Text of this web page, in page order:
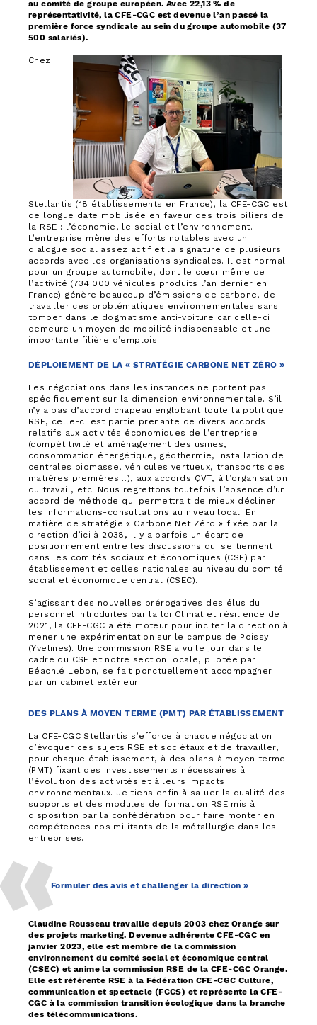
au comité de groupe européen. Avec 22,13 % de
représentativité, la CFE-CGC est devenue l’an passé la
première force syndicale au sein du groupe automobile (37
500 salariés).
Chez
Stellantis (18 établissements en France), la CFE-CGC est
de longue date mobilisée en faveur des trois piliers de
la RSE : l’économie, le social et l’environnement.
L’entreprise mène des efforts notables avec un
dialogue social assez actif et la signature de plusieurs
accords avec les organisations syndicales. Il est normal
pour un groupe automobile, dont le cœur même de
l’activité (734 000 véhicules produits l’an dernier en
France) génère beaucoup d’émissions de carbone, de
travailler ces problématiques environnementales sans
tomber dans le dogmatisme anti-voiture car celle-ci
demeure un moyen de mobilité indispensable et une
importante filière d’emplois.
DÉPLOIEMENT DE LA « STRATÉGIE CARBONE NET ZÉRO »
Les négociations dans les instances ne portent pas
spécifiquement sur la dimension environnementale. S’il
n’y a pas d’accord chapeau englobant toute la politique
RSE, celle-ci est partie prenante de divers accords
relatifs aux activités économiques de l’entreprise
(compétitivité et aménagement des usines,
consommation énergétique, géothermie, installation de
centrales biomasse, véhicules vertueux, transports des
matières premières…), aux accords QVT, à l’organisation
du travail, etc. Nous regrettons toutefois l’absence d’un
accord de méthode qui permettrait de mieux décliner
les informations-consultations au niveau local. En
matière de stratégie « Carbone Net Zéro » fixée par la
direction d’ici à 2038, il y a parfois un écart de
positionnement entre les discussions qui se tiennent
dans les comités sociaux et économiques (CSE) par
établissement et celles nationales au niveau du comité
social et économique central (CSEC).
S’agissant des nouvelles prérogatives des élus du
personnel introduites par la loi Climat et résilience de
2021, la CFE-CGC a été moteur pour inciter la direction à
mener une expérimentation sur le campus de Poissy
(Yvelines). Une commission RSE a vu le jour dans le
cadre du CSE et notre section locale, pilotée par
Béachlé Lebon, se fait ponctuellement accompagner
par un cabinet extérieur.
DES PLANS À MOYEN TERME (PMT) PAR ÉTABLISSEMENT
La CFE-CGC Stellantis s’efforce à chaque négociation
d’évoquer ces sujets RSE et sociétaux et de travailler,
pour chaque établissement, à des plans à moyen terme
(PMT) fixant des investissements nécessaires à
l’évolution des activités et à leurs impacts
environnementaux. Je tiens enfin à saluer la qualité des
supports et des modules de formation RSE mis à
disposition par la confédération pour faire monter en
compétences nos militants de la métallurgie dans les
entreprises.
Formuler des avis et challenger la direction »
Claudine Rousseau travaille depuis 2003 chez Orange sur
des projets marketing. Devenue adhérente CFE-CGC en
janvier 2023, elle est membre de la commission
environnement du comité social et économique central
(CSEC) et anime la commission RSE de la CFE-CGC Orange.
Elle est référente RSE à la Fédération CFE-CGC Culture,
communication et spectacle (FCCS) et représente la CFE-
CGC à la commission transition écologique dans la branche
des télécommunications.